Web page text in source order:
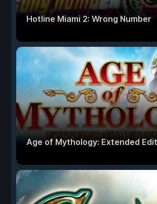
Hotline Miami 2: Wrong Number
Age of Mythology: Extended